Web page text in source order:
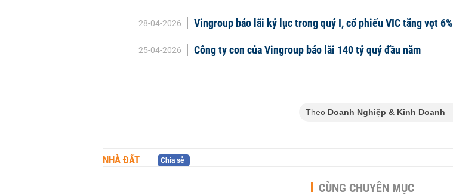
28-04-2026 Vingroup báo lãi kỷ lục trong quý I, cổ phiếu VIC tăng vọt 6%
25-04-2026 Công ty con của Vingroup báo lãi 140 tỷ quý đầu năm
Theo Doanh Nghiệp & Kinh Doanh
NHÀ ĐẤT Chia sẻ
CÙNG CHUYÊN MỤC